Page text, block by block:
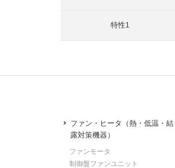
特性1
ファン・ヒータ（熱・低温・結
露対策機器）
ファンモータ
制御盤ファンユニット